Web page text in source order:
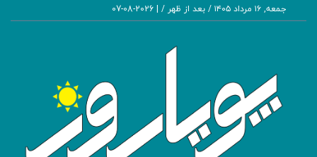
جمعه, ۱۶ مرداد ۱۴۰۵ / بعد از ظهر / |
2026-08-07